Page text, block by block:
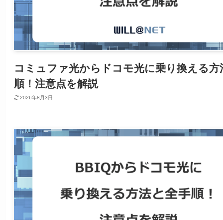
コミュファ光からドコモ光に乗り換える方
順！注意点を解説
2026年8月3日